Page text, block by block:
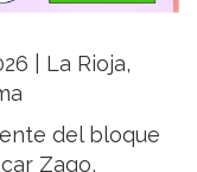
| La Rioja,
del bloque
Zago,